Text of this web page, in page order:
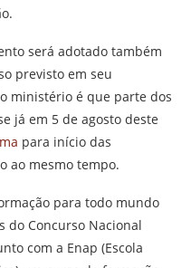
será adotado também
previsto em seu
ministério é que parte dos
já em 5 de agosto deste
para início das
ao mesmo tempo.
para todo mundo
do Concurso Nacional
com a Enap (Escola